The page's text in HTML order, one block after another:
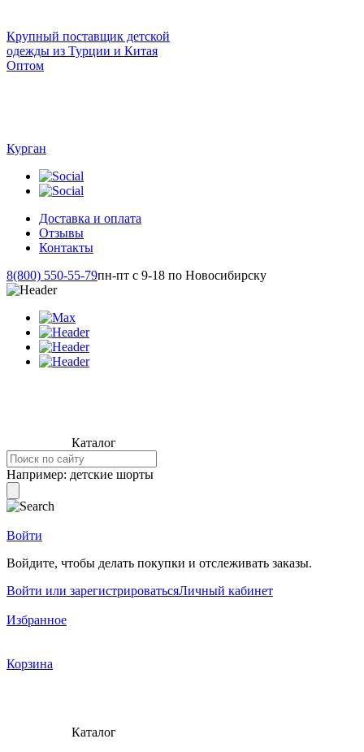
Крупный поставщик детской
одежды из Турции и Китая
Оптом
Курган
Доставка и оплата
Отзывы
Контакты
8(800) 550-55-79пн-пт с 9-18 по Новосибирску
Каталог
Например: детские шорты
Войти
Войдите, чтобы делать покупки и отслеживать заказы.
Войти или зарегистрироватьсяЛичный кабинет
Избранное
Корзина
Каталог